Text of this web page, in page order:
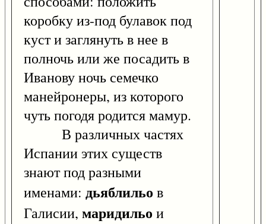
коробку из-под булавок под
куст и заглянуть в нее в
полночь или же посадить в
Иванову ночь семечко
манейронеры, из которого
чуть погодя родится мамур.
В различных частях
Испании этих существ
знают под разными
именами: дьяблильо в
Галисии, маридильо и